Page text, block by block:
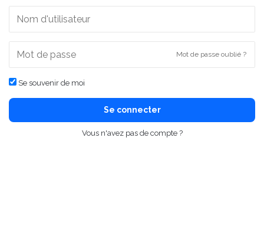
Mot de passe oublié ?
Se souvenir de moi
Se connecter
Vous n'avez pas de compte ?